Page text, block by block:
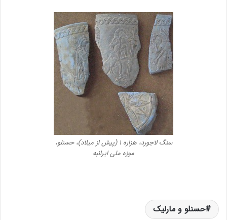
سنگ لاجورد، هزاره ۱ (پیش از میلاد)، حسنلو،
موزه ملی ایرانبه
حسنلو و مارلیک